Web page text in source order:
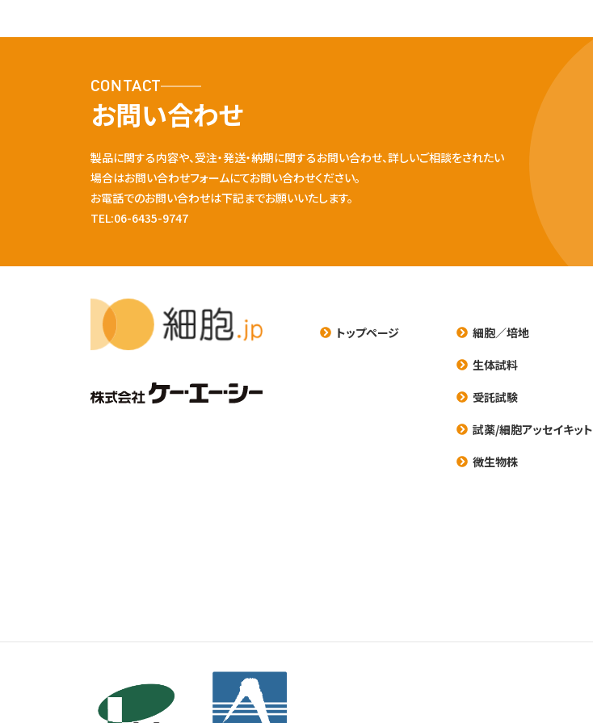
CONTACT
お問い合わせ
製品に関する内容や、受注・発送・納期に関するお問い合わせ、詳しいご相談をされたい
場合はお問い合わせフォームにてお問い合わせください。
お電話でのお問い合わせは下記までお願いいたします。
TEL:06-6435-9747
トップページ
細胞／培地
生体試料
受託試験
試薬/細胞アッセイキット
微生物株